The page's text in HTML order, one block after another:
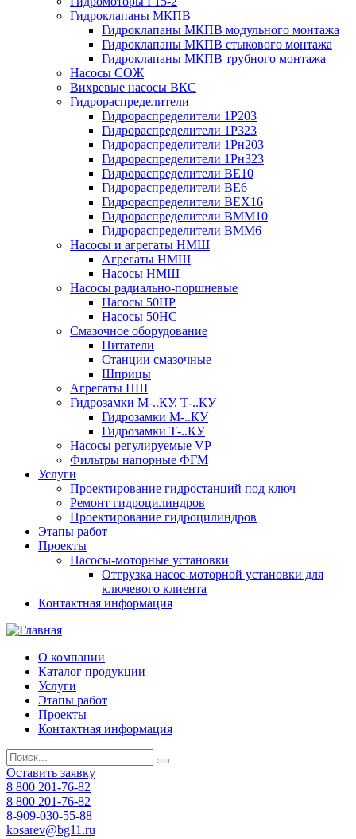
Гидроклапаны МКПВ
Гидроклапаны МКПВ модульного монтажа
Гидроклапаны МКПВ стыкового монтажа
Гидроклапаны МКПВ трубного монтажа
Насосы СОЖ
Вихревые насосы ВКС
Гидрораспределители
Гидрораспределители 1Р203
Гидрораспределители 1Р323
Гидрораспределители 1Рн203
Гидрораспределители 1Рн323
Гидрораспределители ВЕ10
Гидрораспределители ВЕ6
Гидрораспределители ВЕХ16
Гидрораспределители ВММ10
Гидрораспределители ВММ6
Насосы и агрегаты НМШ
Агрегаты НМШ
Насосы НМШ
Насосы радиально-поршневые
Насосы 50НР
Насосы 50НС
Смазочное оборудование
Питатели
Станции смазочные
Шприцы
Агрегаты НШ
Гидрозамки М-..КУ, Т-..КУ
Гидрозамки М-..КУ
Гидрозамки Т-..КУ
Насосы регулируемые VP
Фильтры напорные ФГМ
Услуги
Проектирование гидростанций под ключ
Ремонт гидроцилиндров
Проектирование гидроцилиндров
Этапы работ
Проекты
Насосы-моторные установки
Отгрузка насос-моторной установки для
ключевого клиента
Контактная информация
О компании
Каталог продукции
Услуги
Этапы работ
Проекты
Контактная информация
Оставить заявку
8 800 201-76-82
8 800 201-76-82
8-909-030-55-88
kosarev@bg11.ru